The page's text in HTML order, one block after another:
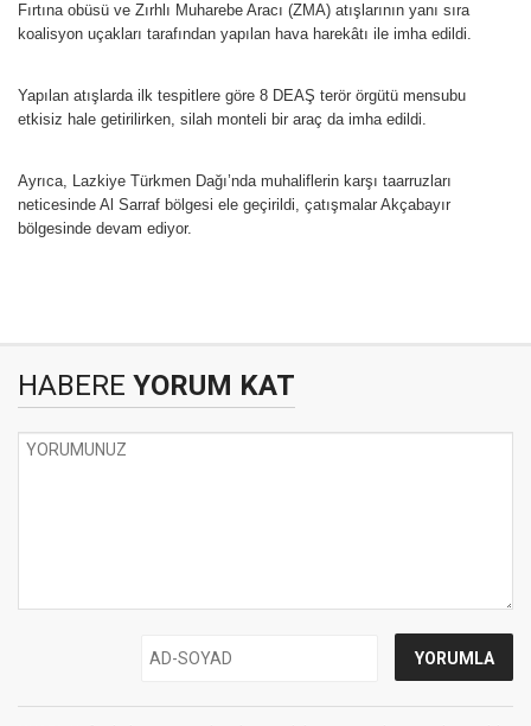
Fırtına obüsü ve Zırhlı Muharebe Aracı (ZMA) atışlarının yanı sıra
koalisyon uçakları tarafından yapılan hava harekâtı ile imha edildi.
Yapılan atışlarda ilk tespitlere göre 8 DEAŞ terör örgütü mensubu
etkisiz hale getirilirken, silah monteli bir araç da imha edildi.
Ayrıca, Lazkiye Türkmen Dağı’nda muhaliflerin karşı taarruzları
neticesinde Al Sarraf bölgesi ele geçirildi, çatışmalar Akçabayır
bölgesinde devam ediyor.
HABERE YORUM KAT